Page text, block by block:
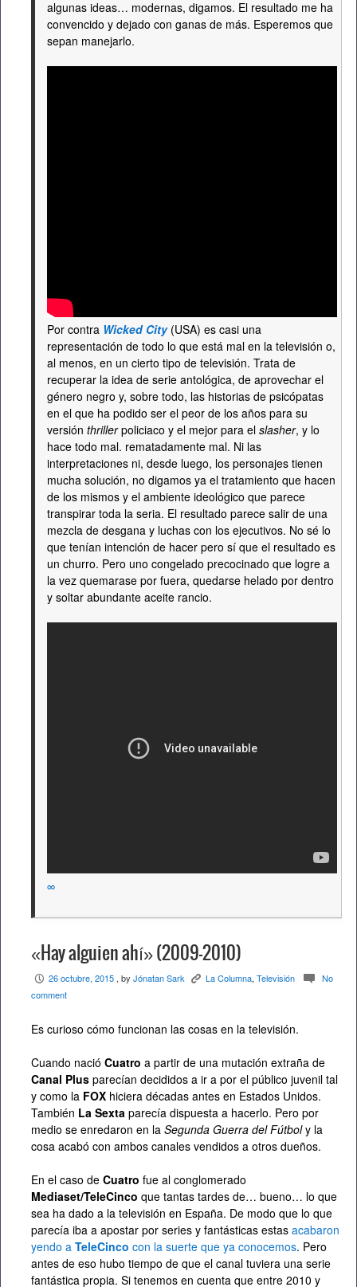
algunas ideas… modernas, digamos. El resultado me ha
convencido y dejado con ganas de más. Esperemos que
sepan manejarlo.
Por contra Wicked City(USA) es casi una
representación de todo lo que está mal en la televisión o,
al menos, en un cierto tipo de televisión. Trata de
recuperar la idea de serie antológica, de aprovechar el
género negro y, sobre todo, las historias de psicópatas
en el que ha podido ser el peor de los años para su
versión thrillerpoliciaco y el mejor para el slasher, y lo
hace todo mal. rematadamente mal. Ni las
interpretaciones ni, desde luego, los personajes tienen
mucha solución, no digamos ya el tratamiento que hacen
de los mismos y el ambiente ideológico que parece
transpirar toda la seria. El resultado parece salir de una
mezcla de desgana y luchas con los ejecutivos. No sé lo
que tenían intención de hacer pero sí que el resultado es
un churro. Pero uno congelado precocinado que logre a
la vez quemarase por fuera, quedarse helado por dentro
y soltar abundante aceite rancio.
∞
«Hay alguien ahí» (2009-2010)
P 26 octubre, 2015 , by Jónatan Sark K La Columna, Televisión c No
comment
Es curioso cómo funcionan las cosas en la televisión.
Cuando nació Cuatro a partir de una mutación extraña de
Canal Plus parecían decididos a ir a por el público juvenil tal
y como la FOX hiciera décadas antes en Estados Unidos.
También La Sexta parecía dispuesta a hacerlo. Pero por
medio se enredaron en la Segunda Guerra del Fútboly la
cosa acabó con ambos canales vendidos a otros dueños.
En el caso de Cuatro fue al conglomerado
Mediaset/TeleCinco que tantas tardes de… bueno… lo que
sea ha dado a la televisión en España. De modo que lo que
parecía iba a apostar por series y fantásticas estas acabaron
yendo a TeleCinco con la suerte que ya conocemos. Pero
antes de eso hubo tiempo de que el canal tuviera una serie
fantástica propia. Si tenemos en cuenta que entre 2010 y